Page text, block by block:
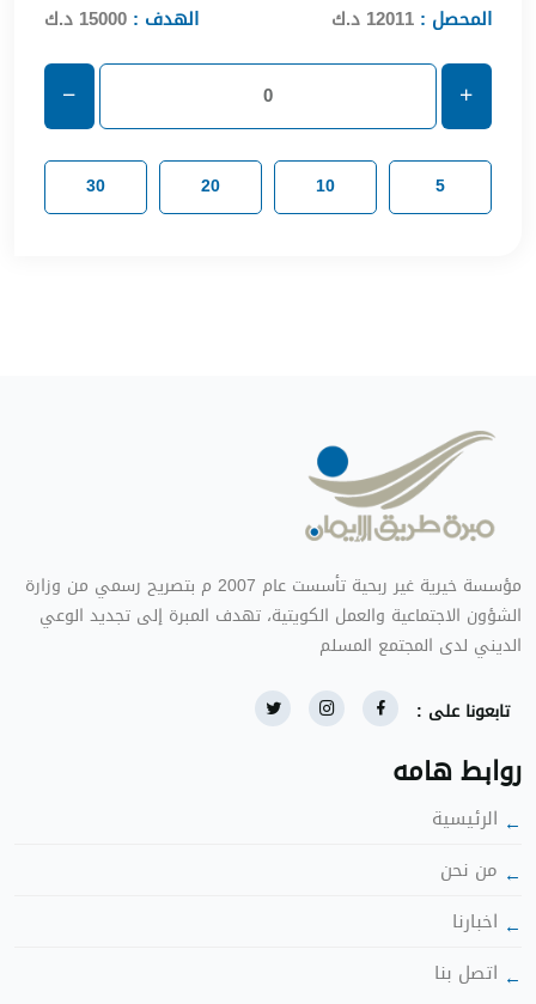
المحصل : 12011 د.ك الهدف : 15000 د.ك
5
10
20
30
ؤسسة خيرية غير ربحية تأسست عام 2007 م بتصريح رسمي من وزارة
الشؤون الاجتماعية والعمل الكويتية، تهدف المبرة إلى تجديد الوعي
الديني لدى المجتمع المس
تابعونا على :
روابط هامه
الرئيسية
ن نحن
اخبارنا
اتصل بنا